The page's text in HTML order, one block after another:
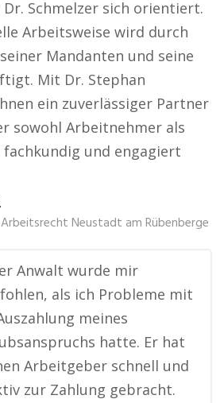
Schmelzer sich orientiert.
Arbeitsweise wird durch
Mandanten und seine
Mit Dr. Stephan
ein zuverlässiger Partner
sowohl Arbeitnehmer als
und engagiert
Neustadt am Rübenberge
Anwalt wurde mir
als ich Probleme mit
meines
hatte. Er hat
Arbeitgeber schnell und
zur Zahlung gebracht.